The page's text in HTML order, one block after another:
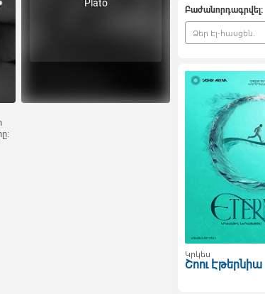
Plato
Բաժանորդագրվել:
Կրկես
Շոու Էթերնիա